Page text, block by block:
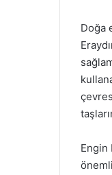
Doğa
Engin